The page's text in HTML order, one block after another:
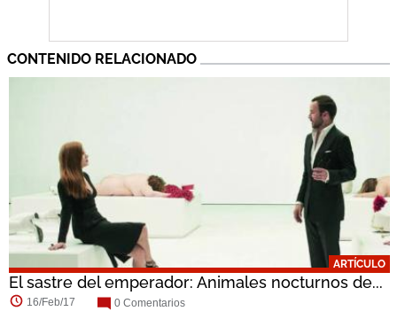
CONTENIDO RELACIONADO
ARTÍCULO
El sastre del emperador: Animales nocturnos de...
16/Feb/17 0 Comentarios